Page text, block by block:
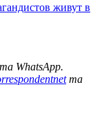
живут в
WhatsApp.
та